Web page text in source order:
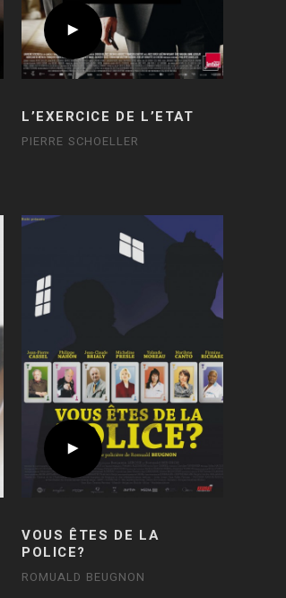
L’EXERCICE DE L’ETAT
PIERRE SCHOELLER
VOUS ÊTES DE LA
POLICE?
ROMUALD BEUGNON